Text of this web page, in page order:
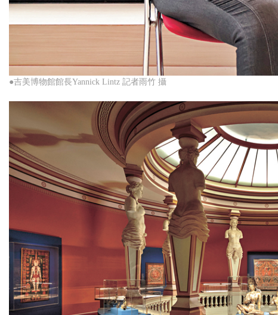
●吉美博物館館長Yannick Lintz 記者雨竹 攝